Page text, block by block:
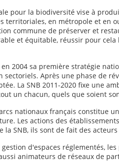
pour la biodiversité vise à
territoriales, en métropole et en
commune de préserver et
et équitable, réussir pour
en 2004 sa première stratégie
sectoriels. Après une phase de
La SNB 2011-2020 fixe une
un chacun, quels que soient
nationaux français constitue
Les actions des
la SNB, ils sont de fait des
d'espaces réglementés,
animateurs de réseaux de